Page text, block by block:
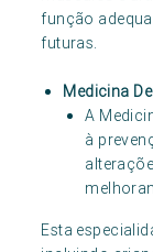
função
futuras.
Medicina
A
à
Esta